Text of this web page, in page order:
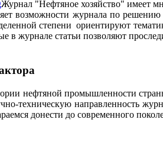
Журнал "Нефтяное хозяйство" имеет
возможности журнала по решению
степени ориентируют
в журнале статьи позволяют
нефтяной промышленности
техническую направленность
донести до современного